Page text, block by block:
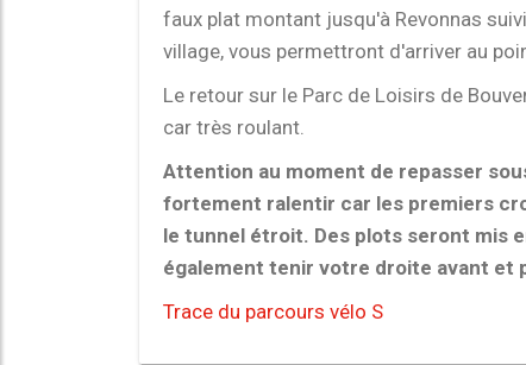
faux plat montant jusqu'à Revonnas
village, vous permettront d'arriver au
Le retour sur le Parc de Loisirs de
car très roulant.
Attention au moment de repasser
fortement ralentir car les premiers
le tunnel étroit. Des plots seront mis
également tenir votre droite avant et
Trace du parcours vélo S